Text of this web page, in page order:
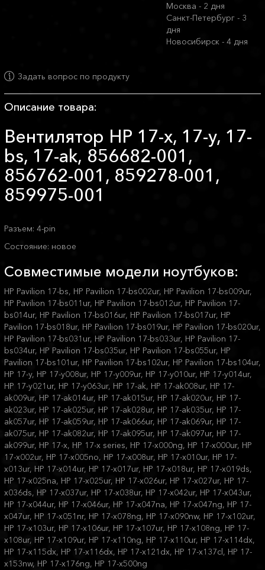
Москва - 2 дня
Санкт-Петербург - 3
дня
Новосибирск - 4 дня
Задать вопрос по продукту
Описание товара:
Вентилятор HP 17-x, 17-y, 17-
bs, 17-ak, 856682-001,
856762-001, 859278-001,
859975-001
Разъем: 4-pin
Состояние: новое
Совместимые модели ноутбуков:
HP Pavilion 17-bs, HP Pavilion 17-bs002ur, HP Pavilion 17-bs009ur,
HP Pavilion 17-bs011ur, HP Pavilion 17-bs012ur, HP Pavilion 17-
bs014ur, HP Pavilion 17-bs016ur, HP Pavilion 17-bs017ur, HP
Pavilion 17-bs018ur, HP Pavilion 17-bs019ur, HP Pavilion 17-bs020ur,
HP Pavilion 17-bs031ur, HP Pavilion 17-bs033ur, HP Pavilion 17-
bs034ur, HP Pavilion 17-bs035ur, HP Pavilion 17-bs055ur, HP
Pavilion 17-bs101ur, HP Pavilion 17-bs102ur, HP Pavilion 17-bs104ur,
HP 17-y, HP 17-y008ur, HP 17-y009ur, HP 17-y010ur, HP 17-y014ur,
HP 17-y021ur, HP 17-y063ur, HP 17-ak, HP 17-ak008ur, HP 17-
ak009ur, HP 17-ak014ur, HP 17-ak015ur, HP 17-ak020ur, HP 17-
ak023ur, HP 17-ak025ur, HP 17-ak028ur, HP 17-ak035ur, HP 17-
ak057ur, HP 17-ak059ur, HP 17-ak066ur, HP 17-ak069ur, HP 17-
ak075ur, HP 17-ak082ur, HP 17-ak095ur, HP 17-ak097ur, HP 17-
ak099ur, HP 17-x, HP 17-x series, HP 17-x000ng, HP 17-x000ur, HP
17-x002ur, HP 17-x005no, HP 17-x008ur, HP 17-x010ur, HP 17-
x013ur, HP 17-x014ur, HP 17-x017ur, HP 17-x018ur, HP 17-x019ds,
HP 17-x025na, HP 17-x025ur, HP 17-x026ur, HP 17-x027ur, HP 17-
x036ds, HP 17-x037ur, HP 17-x038ur, HP 17-x042ur, HP 17-x043ur,
HP 17-x044ur, HP 17-x046ur, HP 17-x047na, HP 17-x047ng, HP 17-
x047ur, HP 17-x051nr, HP 17-x078ng, HP 17-x090nw, HP 17-x102ur,
HP 17-x103ur, HP 17-x106ur, HP 17-x107ur, HP 17-x108ng, HP 17-
x108ur, HP 17-x109ur, HP 17-x110ng, HP 17-x110ur, HP 17-x114dx,
HP 17-x115dx, HP 17-x116dx, HP 17-x121dx, HP 17-x137cl, HP 17-
x153nw, HP 17-x176ng, HP 17-x500ng